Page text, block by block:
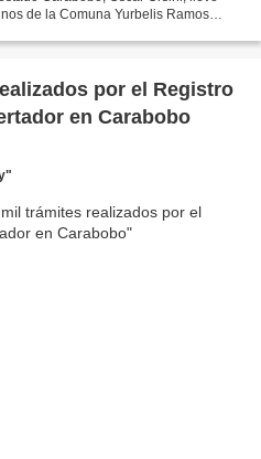
de la Comuna Yurbelis Ramos
por el Registro
en Carabobo